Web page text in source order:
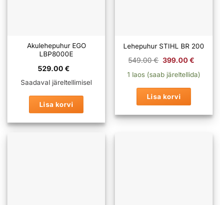
Akulehepuhur EGO
LBP8000E
529.00 €
Saadaval järeltellimisel
Lisa korvi
Lehepuhur STIHL BR 200
549.00€ Algne
oli:
549.00 €.
399.00 €
on:
1 laos (saab järeltellida)
Lisa korvi